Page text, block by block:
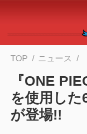
メインコンテンツ
TOP ニュース
『ONE
を使用した
が登場!!